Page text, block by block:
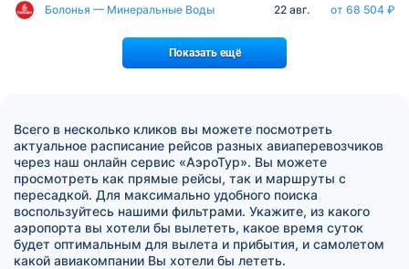
Болонья — Минеральные Воды 22 авг. от 68 504 ₽
Показать ещё
Всего в несколько кликов вы можете посмотреть
актуальное расписание рейсов разных авиаперевозчиков
через наш онлайн сервис «АэроТур». Вы можете
просмотреть как прямые рейсы, так и маршруты с
пересадкой. Для максимально удобного поиска
воспользуйтесь нашими фильтрами. Укажите, из какого
аэропорта вы хотели бы вылететь, какое время суток
будет оптимальным для вылета и прибытия, и самолетом
какой авиакомпании Вы хотели бы лететь.